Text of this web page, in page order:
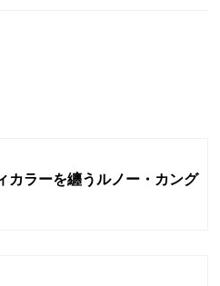
カラーを纏うルノー・カング